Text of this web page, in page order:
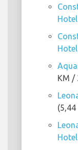
Hotel
Hotel
KM /